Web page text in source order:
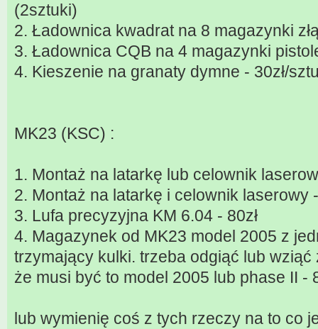
(2sztuki)
2. Ładownica kwadrat na 8 magazynki
3. Ładownica CQB na 4 magazynki
4. Kieszenie na granaty dymne - 30zł/
MK23 (KSC) :
1. Montaż na latarkę lub celownik
2. Montaż na latarkę i celownik laserowy
3. Lufa precyzyjna KM 6.04 - 80zł
4. Magazynek od MK23 model 2005 z
trzymający kulki. trzeba odgiąć lub
że musi być to model 2005 lub phase II -
lub wymienię coś z tych rzeczy na to co